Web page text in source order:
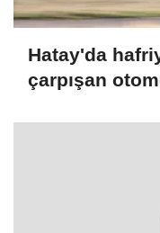
Hatay'da
çarpışan